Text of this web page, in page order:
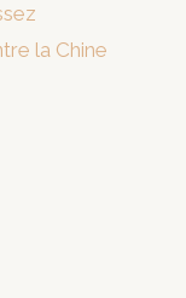
la Chine